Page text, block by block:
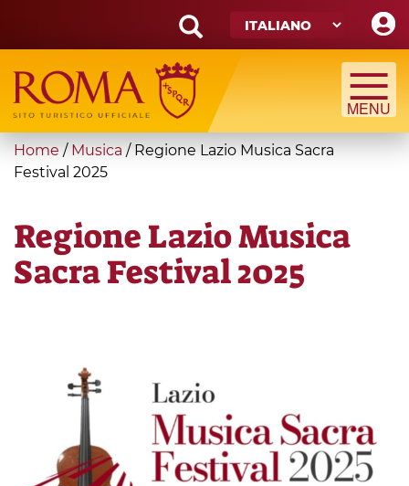
main
content
Search
form
Cerca
You
are
Home / Musica / Regione Lazio Musica Sacra
Festival 2025
Regione Lazio Musica
Sacra Festival 2025